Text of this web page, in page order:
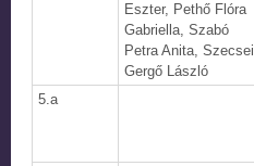
Eszter, Pethő Flóra
Gabriella, Szabó
Petra Anita, Szecsei
Gergő László
5.a